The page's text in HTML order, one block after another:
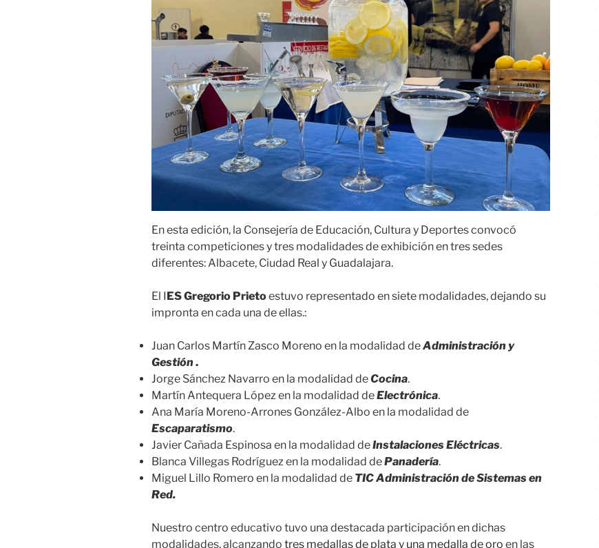
En esta edición, la Consejería de Educación, Cultura y Deportes convocó
treinta competiciones y tres modalidades de exhibición en tres sedes
diferentes: Albacete, Ciudad Real y Guadalajara.
El IES Gregorio Prietoestuvo representado en siete modalidades, dejando su
impronta en cada una de ellas.:
Juan Carlos Martín Zasco Moreno en la modalidad deAdministración y
Gestión.
Jorge Sánchez Navarro en la modalidad deCocina.
Martín Antequera López en la modalidad deElectrónica.
Ana María Moreno-Arrones González-Albo en la modalidad de
Escaparatismo.
Javier Cañada Espinosa en la modalidad deInstalaciones Eléctricas.
Blanca Villegas Rodríguez en la modalidad dePanadería.
Miguel Lillo Romero en la modalidad de TIC Administración de Sistemas en
Red.
Nuestro centro educativo tuvo una destacada participación en dichas
modalidades, alcanzando tres medallas de plata y una medalla de oro en las